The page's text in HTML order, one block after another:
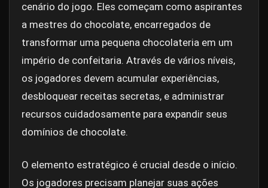
cenário do jogo. Eles começam como aspirantes
a mestres do chocolate, encarregados de
transformar uma pequena chocolateria em um
império de confeitaria. Através de vários níveis,
os jogadores devem acumular experiências,
desbloquear receitas secretas, e administrar
recursos cuidadosamente para expandir seus
domínios de chocolate.
O elemento estratégico é crucial desde o início.
Os jogadores precisam planejar suas ações